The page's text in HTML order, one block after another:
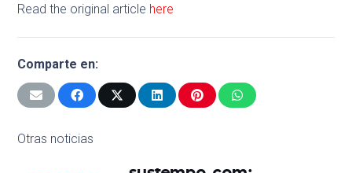
Read the original article here
Comparte en:
Otras noticias